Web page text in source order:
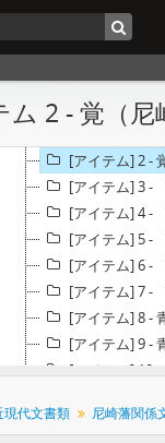
2 - 覚（尼
- 古文書・近現代文書類
003 - 尼崎藩関係文書
[フォンド] 74003 -
[アイテム] 2 -
[アイテム] 3 -
[アイテム] 4 -
[アイテム] 5 -
[アイテム] 6 -
[アイテム] 7 -
[アイテム] 8 -
[アイテム] 9 -
[アイテム] 10
[アイテム] 12-
現代文書類 尼崎藩関係